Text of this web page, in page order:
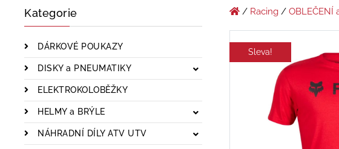
Kategorie
DÁRKOVÉ POUKAZY
DISKY a PNEUMATIKY
ELEKTROKOLOBĚŽKY
HELMY a BRÝLE
NÁHRADNÍ DÍLY ATV UTV
/ Racing/ OBLEČENÍ
Sleva!